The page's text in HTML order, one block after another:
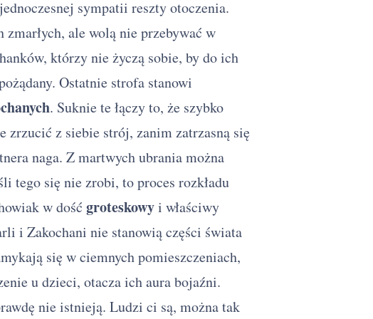
sympatii reszty otoczenia.
ale wolą nie przebywać w
którzy nie życzą sobie, by do ich
Ostatnie strofa stanowi
. Suknie te łączy to, że szybko
zrzucić z siebie strój, zanim zatrzasną się
naga. Z martwych ubrania można
tego się nie zrobi, to proces rozkładu
w dość groteskowyi właściwy
i Zakochani nie stanowią części świata
się w ciemnych pomieszczeniach,
u dzieci, otacza ich aura bojaźni.
nie istnieją. Ludzi ci są, można tak